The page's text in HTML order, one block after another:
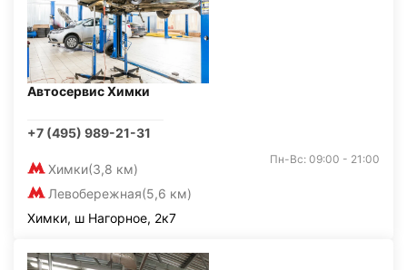
Автосервис Химки
+7 (495) 989-21-31
Химки(3,8 км)
Левобережная(5,6 км)
Пн-Вс: 09:00 - 21:00
Химки, ш Нагорное, 2к7